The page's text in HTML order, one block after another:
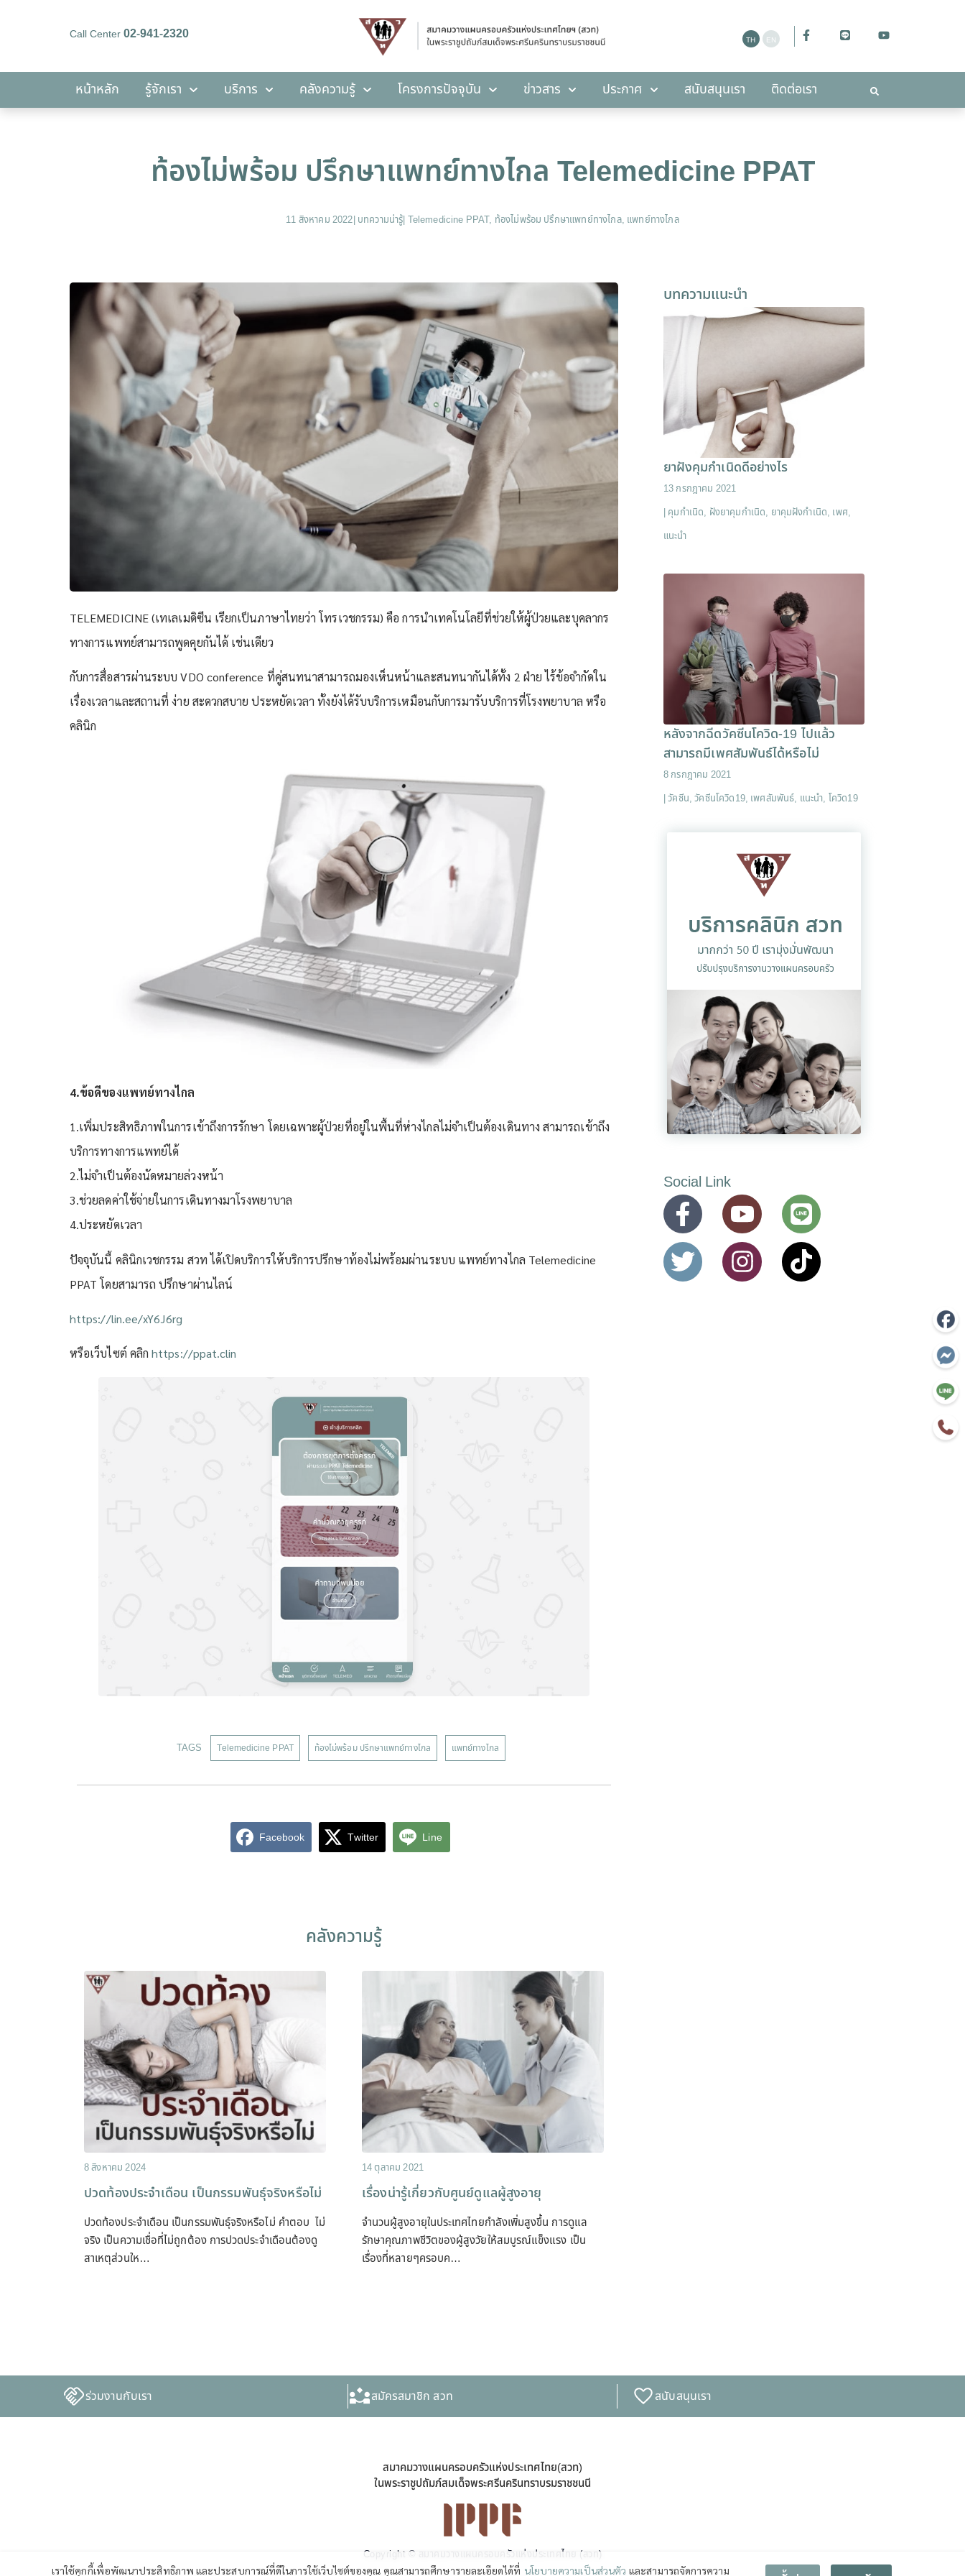
Call Center02-941-2320
หน้าหลัก รู้จักเรา บริการ คลังความรู้ โครงการปัจจุบัน ข่าวสาร ประกาศ สนับสนุนเรา ติดต่อเรา
คลังความรู้ โครงการปัจจุบัน สนับสนุนเรา
ท้องไม่พร้อม ปรึกษาแพทย์ทางไกล Telemedicine PPAT
11 สิงหาคม 2022| บทความน่ารู้| Telemedicine PPAT, ท้องไม่พร้อม ปรึกษาแพทย์ทางไกล, แพทย์ทางไกล
TELEMEDICINE (เทเลเมดิซีน เรียกเป็นภาษาไทยว่า โทรเวชกรรม) คือ การนําเทคโนโลยีที่ช่วยให้ผู้ป่วยและบุคลากร
ทางการแพทย์สามารถพูดคุยกันได้ เช่นเดียว
กับการสื่อสารผ่านระบบ VDO conference ที่คู่สนทนาสามารถมองเห็นหน้าและสนทนากันได้ทั้ง 2 ฝ่าย ไร้ข้อจำกัดใน
เรื่องเวลาและสถานที่ ง่าย สะดวกสบาย ประหยัดเวลา ทั้งยังได้รับบริการเหมือนกับการมารับบริการที่โรงพยาบาล หรือ
คลินิก
4.ข้อดีของแพทย์ทางไกล
1.เพิ่มประสิทธิภาพในการเข้าถึงการรักษา โดยเฉพาะผู้ป่วยที่อยู่ในพื้นที่ห่างไกลไม่จําเป็นต้องเดินทาง สามารถเข้าถึง
บริการทางการแพทย์ได้
2.ไม่จำเป็นต้องนัดหมายล่วงหน้า
3.ช่วยลดค่าใช้จ่ายในการเดินทางมาโรงพยาบาล
4.ประหยัดเวลา
ปัจจุบันนี้ คลินิกเวชกรรม สวท ได้เปิดบริการให้บริการปรึกษาท้องไม่พร้อมผ่านระบบ แพทย์ทางไกล Telemedicine
PPAT โดยสามารถ ปรึกษาผ่านไลน์
https://lin.ee/xY6J6rg
หรือเว็บไซต์ คลิกhttps://ppat.clin
TAGS Telemedicine PPAT ท้องไม่พร้อม ปรึกษาแพทย์ทางไกล แพทย์ทางไกล
Facebook Twitter Line
คลังความรู้
8 สิงหาคม 2024
ปวดท้องประจำเดือน เป็นกรรมพันธุ์จริงหรือไม่
ปวดท้องประจำเดือน เป็นกรรมพันธุ์จริงหรือไม่ คำตอบ ไม่
จริง เป็นความเชื่อที่ไม่ถูกต้อง การปวดประจำเดือนต้องดู
สาเหตุส่วนให…
14 ตุลาคม 2021
เรื่องน่ารู้เกี่ยวกับศูนย์ดูแลผู้สูงอายุ
จำนวนผู้สูงอายุในประเทศไทยกำลังเพิ่มสูงขึ้น การดูแล
รักษาคุณภาพชีวิตของผู้สูงวัยให้สมบูรณ์แข็งแรง เป็น
เรื่องที่หลายๆครอบค…
บทความแนะนำ
ยาฝังคุมกำเนิดดีอย่างไร
13 กรกฎาคม 2021
| คุมกำเนิด, ฝังยาคุมกำเนิด, ยาคุมฝังกำเนิด, เพศ,
แนะนำ
หลังจากฉีดวัคซีนโควิด-19 ไปแล้ว
สามารถมีเพศสัมพันธ์ได้หรือไม่
8 กรกฎาคม 2021
|วัคซีน,วัคซีนโควิด19, เพศสัมพันธ์, แนะนำ, โควิด19
Social Link
ร่วมงานกับเรา สมัครสมาชิก สวท สนับสนุนเรา
สมาคมวางแผนครอบครัวแห่งประเทศไทย(สวท)
ในพระราชูปถัมภ์สมเด็จพระศรีนครินทราบรมราชชนนี
Copyright © สมาคมวางแผนครอบครัวแห่งประเทศไทย (สวท)
เราใช้คุกกี้เพื่อพัฒนาประสิทธิภาพ และประสบการณ์ที่ดีในการใช้เว็บไซต์ของคุณ คุณสามารถศึกษารายละเอียดได้ที่ นโยบายความเป็นส่วนตัว และสามารถจัดการความ